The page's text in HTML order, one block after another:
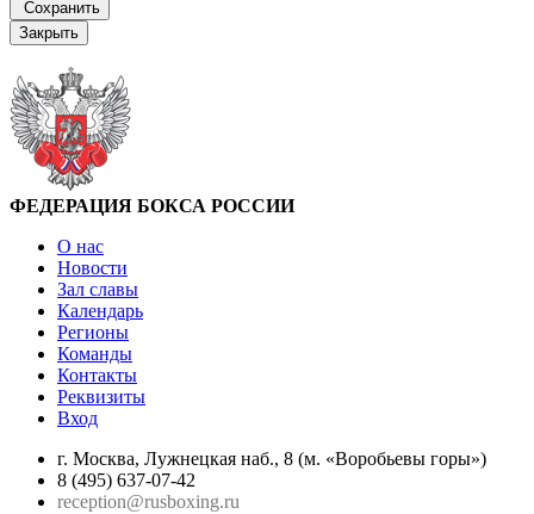
Сохранить
Закрыть
ФЕДЕРАЦИЯ БОКСА РОССИИ
О нас
Новости
Зал славы
Календарь
Регионы
Команды
Контакты
Реквизиты
Вход
г. Москва, Лужнецкая наб., 8 (м. «Воробьевы горы»)
8 (495) 637-07-42
reception@rusboxing.ru